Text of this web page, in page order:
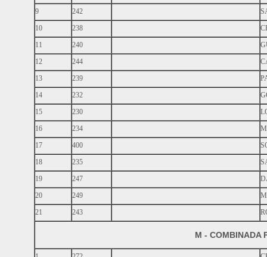
9
242
10
238
11
240
12
244
13
239
14
232
15
230
16
234
17
400
18
235
19
247
20
249
21
243
M - COMBINADA